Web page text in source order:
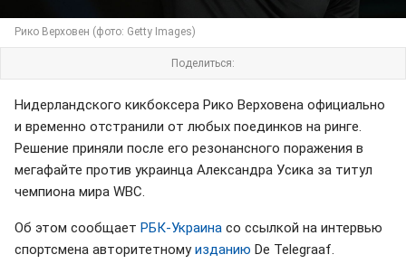
Рико Верховен (фото: Getty Images)
Поделиться:
Нидерландского кикбоксера Рико Верховена официально
и временно отстранили от любых поединков на ринге.
Решение приняли после его резонансного поражения в
мегафайте против украинца Александра Усика за титул
чемпиона мира WBC.
Об этом сообщает РБК-Украина со ссылкой на интервью
спортсмена авторитетномуизданию De Telegraaf.